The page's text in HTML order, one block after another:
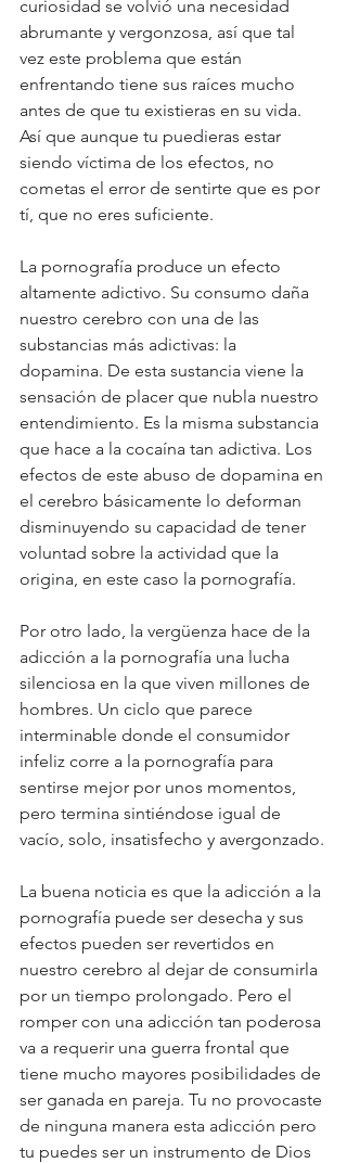
curiosidad se volvió una necesidad
abrumante y vergonzosa, así que tal
vez este problema que están
enfrentando tiene sus raíces mucho
antes de que tu existieras en su vida.
Así que aunque tu puedieras estar
siendo víctima de los efectos, no
cometas el error de sentirte que es por
tí, que no eres suficiente.
La pornografía produce un efecto
altamente adictivo. Su consumo daña
nuestro cerebro con una de las
substancias más adictivas: la
dopamina. De esta sustancia viene la
sensación de placer que nubla nuestro
entendimiento. Es la misma substancia
que hace a la cocaína tan adictiva. Los
efectos de este abuso de dopamina en
el cerebro básicamente lo deforman
disminuyendo su capacidad de tener
voluntad sobre la actividad que la
origina, en este caso la pornografía.
Por otro lado, la vergüenza hace de la
adicción a la pornografía una lucha
silenciosa en la que viven millones de
hombres. Un ciclo que parece
interminable donde el consumidor
infeliz corre a la pornografía para
sentirse mejor por unos momentos,
pero termina sintiéndose igual de
vacío, solo, insatisfecho y avergonzado.
La buena noticia es que la adicción a la
pornografía puede ser desecha y sus
efectos pueden ser revertidos en
nuestro cerebro al dejar de consumirla
por un tiempo prolongado. Pero el
romper con una adicción tan poderosa
va a requerir una guerra frontal que
tiene mucho mayores posibilidades de
ser ganada en pareja. Tu no provocaste
de ninguna manera esta adicción pero
tu puedes ser un instrumento de Dios